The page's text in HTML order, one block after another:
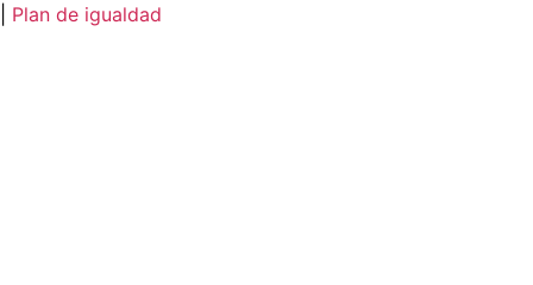
Plan de igualdad